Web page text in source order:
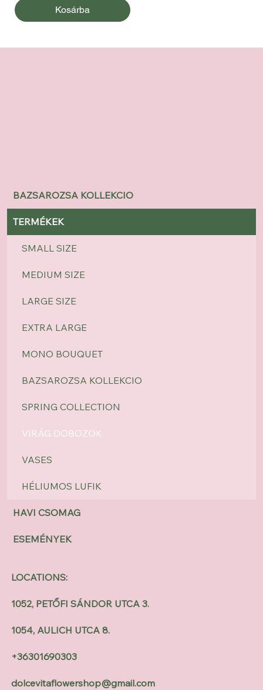
Kosárba
BAZSAROZSA KOLLEKCIO
TERMÉKEK
SMALL SIZE
MEDIUM SIZE
LARGE SIZE
EXTRA LARGE
MONO BOUQUET
BAZSAROZSA KOLLEKCIO
SPRING COLLECTION
VIRÁG DOBOZOK
VASES
HÉLIUMOS LUFIK
HAVI CSOMAG
ESEMÉNYEK
LOCATIONS:
1052, PETŐFI SÁNDOR UTCA 3.
1054, AULICH UTCA 8.
+36301690303
dolcevitaflowershop@gmail.com